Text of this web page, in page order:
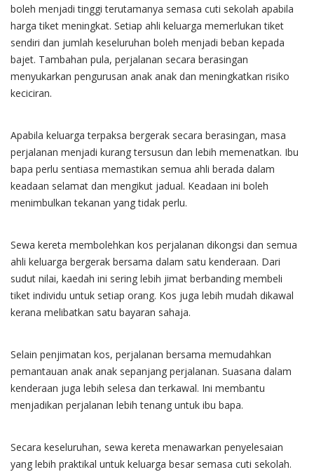
boleh menjadi tinggi terutamanya semasa cuti sekolah apabila
harga tiket meningkat. Setiap ahli keluarga memerlukan tiket
sendiri dan jumlah keseluruhan boleh menjadi beban kepada
bajet. Tambahan pula, perjalanan secara berasingan
menyukarkan pengurusan anak anak dan meningkatkan risiko
keciciran.
Apabila keluarga terpaksa bergerak secara berasingan, masa
perjalanan menjadi kurang tersusun dan lebih memenatkan. Ibu
bapa perlu sentiasa memastikan semua ahli berada dalam
keadaan selamat dan mengikut jadual. Keadaan ini boleh
menimbulkan tekanan yang tidak perlu.
Sewa kereta membolehkan kos perjalanan dikongsi dan semua
ahli keluarga bergerak bersama dalam satu kenderaan. Dari
sudut nilai, kaedah ini sering lebih jimat berbanding membeli
tiket individu untuk setiap orang. Kos juga lebih mudah dikawal
kerana melibatkan satu bayaran sahaja.
Selain penjimatan kos, perjalanan bersama memudahkan
pemantauan anak anak sepanjang perjalanan. Suasana dalam
kenderaan juga lebih selesa dan terkawal. Ini membantu
menjadikan perjalanan lebih tenang untuk ibu bapa.
Secara keseluruhan, sewa kereta menawarkan penyelesaian
yang lebih praktikal untuk keluarga besar semasa cuti sekolah.